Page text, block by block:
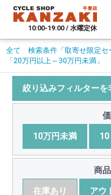
10:00-19:00 / 水曜定休
全て 検索条件 「取寄せ限定セ
「20万円以上～30万円未満」
絞り込みフィルターを
10万円未満 10
商
在庫あり アウ